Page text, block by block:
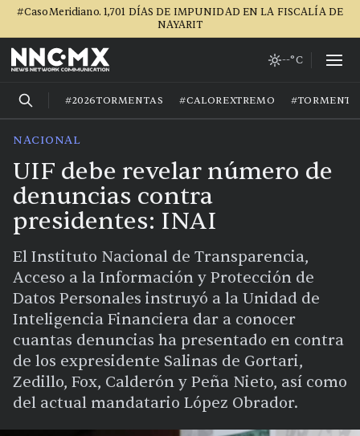
#CasoMeridiano. 1,701 DÍAS DE IMPUNIDAD EN LA FISCALÍA DE
NAYARIT
--°C
#2026TORMENTAS #CALOREXTREMO
NACIONAL
UIF debe revelar número de
denuncias contra
presidentes: INAI
El Instituto Nacional de Transparencia,
Acceso a la Información y Protección de
Datos Personales instruyó a la Unidad de
Inteligencia Financiera dar a conocer
cuantas denuncias ha presentado en contra
de los expresidente Salinas de Gortari,
Zedillo, Fox, Calderón y Peña Nieto, así como
del actual mandatario López Obrador.